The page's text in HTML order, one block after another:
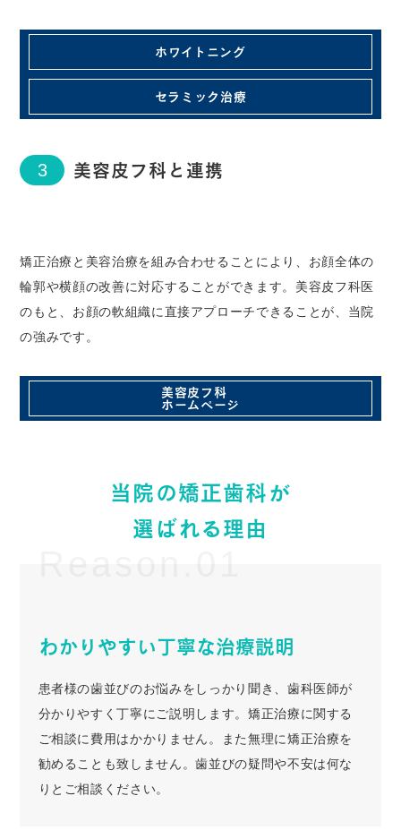
ホワイトニング
セラミック治療
3 美容皮フ科と連携
矯正治療と美容治療を組み合わせることにより、お顔全体の
輪郭や横顔の改善に対応することができます。美容皮フ科医
のもと、お顔の軟組織に直接アプローチできることが、当院
の強みです。
美容皮フ科
ホームページ
当院の矯正歯科が
選ばれる理由
わかりやすい丁寧な治療説明
患者様の歯並びのお悩みをしっかり聞き、歯科医師が
分かりやすく丁寧にご説明します。矯正治療に関する
ご相談に費用はかかりません。また無理に矯正治療を
勧めることも致しません。歯並びの疑問や不安は何な
りとご相談ください。